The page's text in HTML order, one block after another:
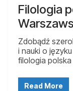
Filologia
Zdobądź
i nauki o
filologia
Read More